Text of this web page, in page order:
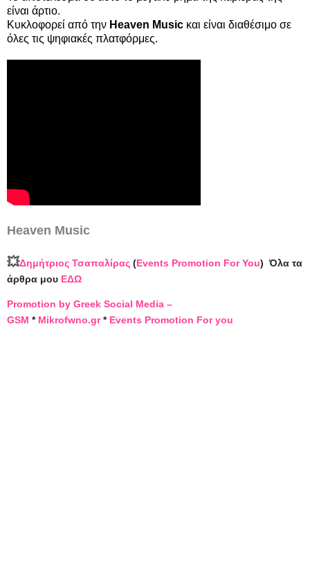
είναι άρτιο.
Κυκλοφορεί από την Heaven Music και είναι διαθέσιμο σε
όλες τις ψηφιακές πλατφόρμες.
Heaven Music
💥Δημήτριος Τσαπαλίρας (Events Promotion For You) Όλα τα
άρθρα μου ΕΔΩ
Promotion by Greek Social Media –
GSM * Mikrofwno.gr* Events Promotion For you